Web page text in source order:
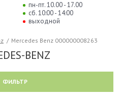
пн-пт. 10.00 - 17.00
сб. 10:00 - 14:00
выходной
/ Mercedes Benz 000000008263
BENZ
ФИЛЬТР